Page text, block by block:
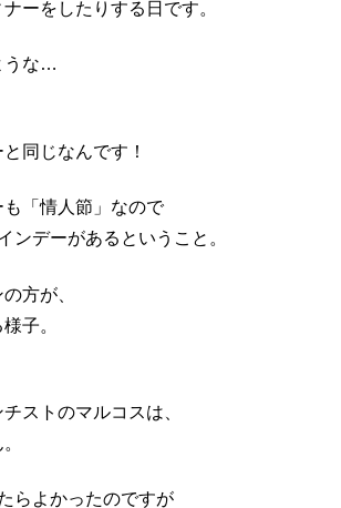
ーをしたりする日です。
うな…
同じなんです！
「情人節」なので
ンデーがあるということ。
方が、
子。
ストのマルコスは、
らよかったのですが